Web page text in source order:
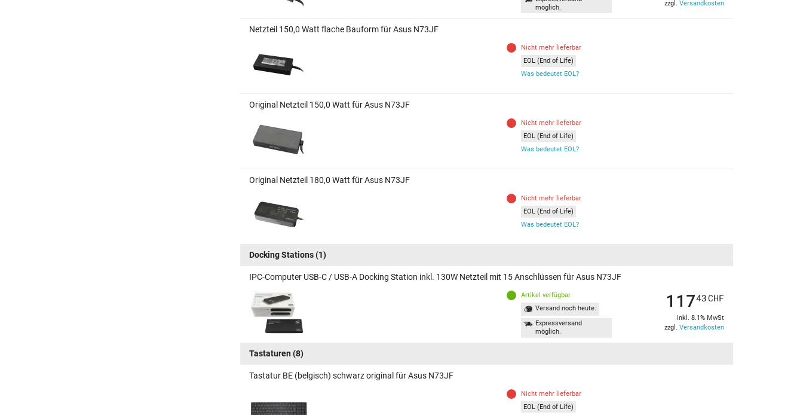
möglich.
zzgl. Versandkosten
Netzteil 150,0 Watt flache Bauform für Asus N73JF
Nicht mehr lieferbar
EOL (End of Life)
Was bedeutet EOL?
Original Netzteil 150,0 Watt für Asus N73JF
Nicht mehr lieferbar
EOL (End of Life)
Was bedeutet EOL?
Original Netzteil 180,0 Watt für Asus N73JF
Nicht mehr lieferbar
EOL (End of Life)
Was bedeutet EOL?
Docking Stations(1)
IPC-Computer USB-C / USB-A Docking Station inkl. 130W Netzteil mit 15 Anschlüssen für Asus N73JF
Artikel verfügbar
Versand noch heute.
Expressversand
möglich.
11743CHF
inkl. 8.1% MwSt
zzgl. Versandkosten
Tastaturen (8)
Tastatur BE (belgisch) schwarz original für Asus N73JF
Nicht mehr lieferbar
EOL (End of Life)